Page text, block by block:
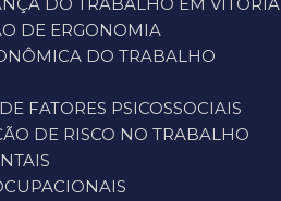
DO TRABALHO EM VITÓRIA
DE ERGONOMIA
DO TRABALHO
FATORES PSICOSSOCIAIS
DE RISCO NO TRABALHO